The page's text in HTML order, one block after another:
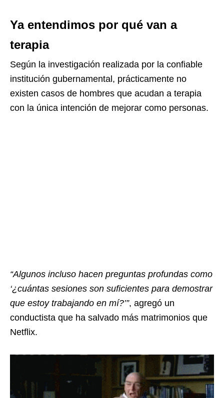
Ya entendimos por qué van a
terapia
Según la investigación realizada por la confiable
institución gubernamental, prácticamente no
existen casos de hombres que acudan a terapia
con la única intención de mejorar como personas.
“Algunos incluso hacen preguntas profundas como
‘¿cuántas sesiones son suficientes para demostrar
que estoy trabajando en mí?’”, agregó un
conductista que ha salvado más matrimonios que
Netflix.